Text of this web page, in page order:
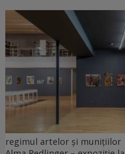
regimul artelor și munițiilor